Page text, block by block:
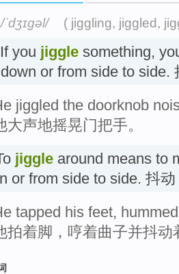
/ˈdʒɪɡəl/ ( jiggling, jiggled,
If you jiggle something,
or from side to side.
jiggled the doorknob
大声地摇晃门把手。
jiggle around means to
or from side to side. 抖动
tapped his feet,
拍着脚，哼着曲子并抖动